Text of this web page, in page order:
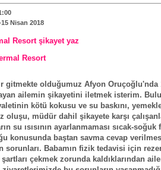
Nisan 2018
Resort şikayet yaz
Resort
gitmekte olduğumuz Afyon Oruçoğlu'nda
ailemin şikayetini iletmek isterim.
kötü kokusu ve su baskını,
oluşu, müdür dahil şikayete karşı
su ısısının ayarlanmaması sıcak-soğuk
konusunda baştan savma cevap
sorunları. Babamın fizik tedavisi için
çekmek zorunda kaldıklarından